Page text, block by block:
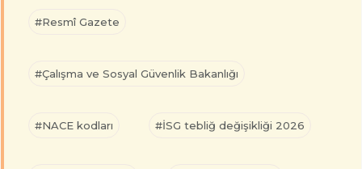
#Resmî Gazete
#Çalışma ve Sosyal Güvenlik Bakanlığı
#NACE kodları #İSG tebliğ değişikliği 2026